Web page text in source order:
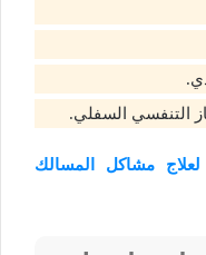
التنفسي السفلي.
مشاكل المسالك